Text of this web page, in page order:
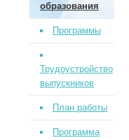
образования
Программы
Трудоустройство
выпускников
План работы
Программа